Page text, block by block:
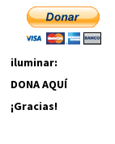
iluminar:
DONA AQUÍ
¡Gracias!